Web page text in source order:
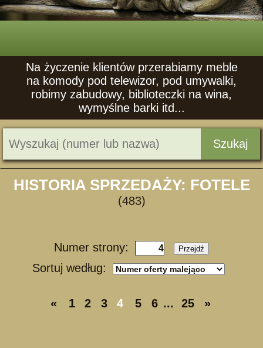
Na życzenie klientów przerabiamy meble
na komody pod telewizor, pod umywalki,
robimy zabudowy, biblioteczki na wina,
wymyślne barki itd...
Szukaj
HISTORIA SPRZEDAŻY: FOTELE
(483)
Numer strony: Przejdź
Sortuj według:
« 1 2 3 4 5 6 ... 25 »